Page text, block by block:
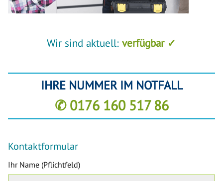
Wir sind aktuell: verfügbar ✓
IHRE NUMMER IM NOTFALL
✆ 0176 160 517 86
Kontaktformular
Ihr Name (Pflichtfeld)